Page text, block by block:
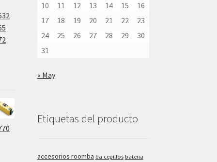
10
11 12 13 14 15
16
17
18 19 20 21 22
23
24
25 26 27 28 29
30
31
« May
Etiquetas del producto
accesorios roomba ba cepillos bateria